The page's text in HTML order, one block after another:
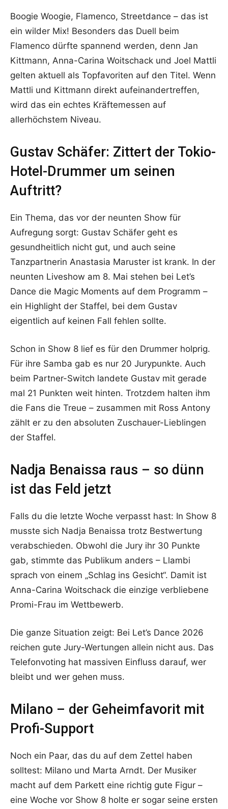
Boogie Woogie, Flamenco, Streetdance – das ist
ein wilder Mix! Besonders das Duell beim
Flamenco dürfte spannend werden, denn Jan
Kittmann, Anna-Carina Woitschack und Joel Mattli
gelten aktuell als Topfavoriten auf den Titel. Wenn
Mattli und Kittmann direkt aufeinandertreffen,
wird das ein echtes Kräftemessen auf
allerhöchstem Niveau.
Gustav Schäfer: Zittert der Tokio-
Hotel-Drummer um seinen
Auftritt?
Ein Thema, das vor der neunten Show für
Aufregung sorgt: Gustav Schäfer geht es
gesundheitlich nicht gut, und auch seine
Tanzpartnerin Anastasia Maruster ist krank. In der
neunten Liveshow am 8. Mai stehen bei Let’s
Dance die Magic Moments auf dem Programm –
ein Highlight der Staffel, bei dem Gustav
eigentlich auf keinen Fall fehlen sollte.
Schon in Show 8 lief es für den Drummer holprig.
Für ihre Samba gab es nur 20 Jurypunkte. Auch
beim Partner-Switch landete Gustav mit gerade
mal 21 Punkten weit hinten. Trotzdem halten ihm
die Fans die Treue – zusammen mit Ross Antony
zählt er zu den absoluten Zuschauer-Lieblingen
der Staffel.
Nadja Benaissa raus – so dünn
ist das Feld jetzt
Falls du die letzte Woche verpasst hast: In Show 8
musste sich Nadja Benaissa trotz Bestwertung
verabschieden. Obwohl die Jury ihr 30 Punkte
gab, stimmte das Publikum anders – Llambi
sprach von einem „Schlag ins Gesicht“. Damit ist
Anna-Carina Woitschack die einzige verbliebene
Promi-Frau im Wettbewerb.
Die ganze Situation zeigt: Bei Let’s Dance 2026
reichen gute Jury-Wertungen allein nicht aus. Das
Telefonvoting hat massiven Einfluss darauf, wer
bleibt und wer gehen muss.
Milano – der Geheimfavorit mit
Profi-Support
Noch ein Paar, das du auf dem Zettel haben
solltest: Milano und Marta Arndt. Der Musiker
macht auf dem Parkett eine richtig gute Figur –
eine Woche vor Show 8 holte er sogar seine ersten